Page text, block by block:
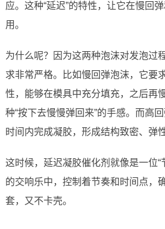
应。这种“延迟”的特性，让它在慢回
用。
为什么呢？因为这两种泡沫对发泡过
求非常严格。比如慢回弹泡沫，它要
性，能够在模具中充分填充，之后再
种“按下去慢慢弹回来”的手感。而高
时间内完成凝胶，形成结构致密、弹
这时候，延迟凝胶催化剂就像是一位“
的交响乐中，控制着节奏和时间点，
套，又不卡壳。